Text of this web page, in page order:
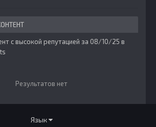
с высокой репутацией за 08/10/25 в
Результатов нет
Язык